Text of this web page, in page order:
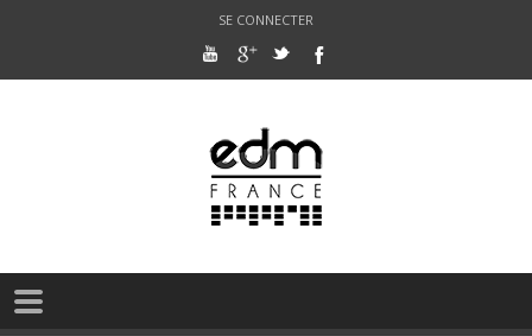
SE CONNECTER